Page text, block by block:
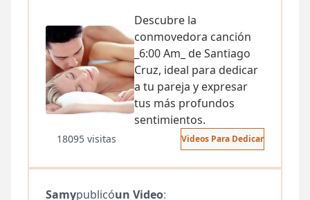
Descubre la
conmovedora canción
_6:00 Am_ de Santiago
Cruz, ideal para dedicar
a tu pareja y expresar
tus más profundos
sentimientos.
18095 visitas Videos Para Dedicar
Samypublicóun Video: